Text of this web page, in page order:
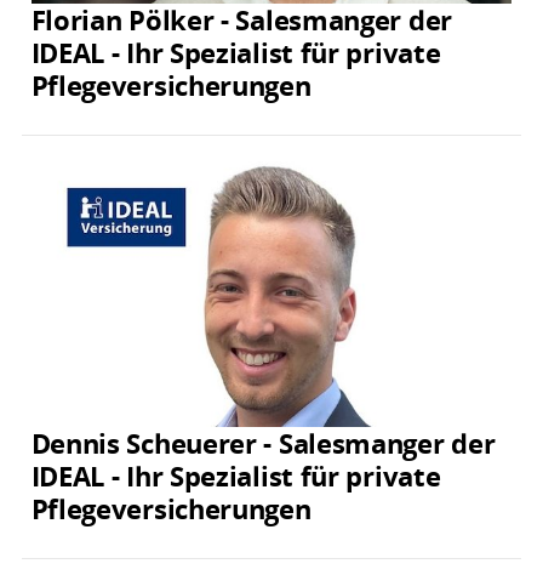
Florian Pölker - Salesmanger der
IDEAL - Ihr Spezialist für private
Pflegeversicherungen
Dennis Scheuerer - Salesmanger der
IDEAL - Ihr Spezialist für private
Pflegeversicherungen